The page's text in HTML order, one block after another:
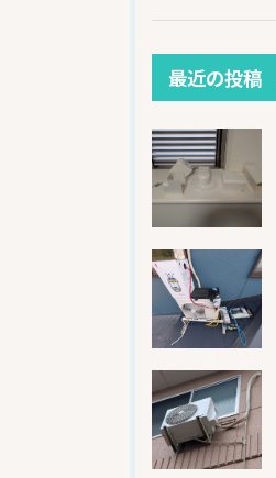
最近の投稿